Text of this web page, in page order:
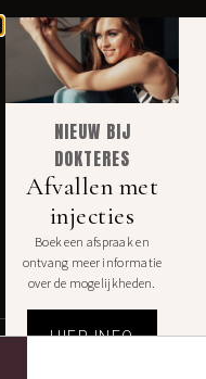
NIEUW BIJ
DOKTERES
Afvallen met
injecties
Boek een afspraak en
ontvang meer informatie
over de mogelijkheden.
HIER INFO